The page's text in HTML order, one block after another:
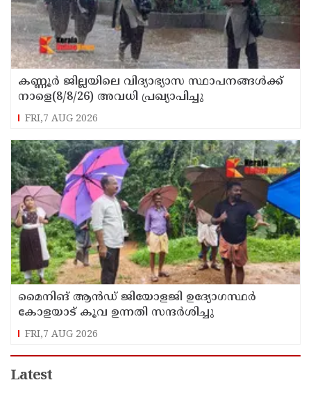
കണ്ണൂർ ജില്ലയിലെ വിദ്യാഭ്യാസ സ്ഥാപനങ്ങള്‍ക്ക്
നാളെ(8/8/26) അവധി പ്രഖ്യാപിച്ചു
FRI,7 AUG 2026
മൈനിങ് ആൻഡ്​ ജിയോളജി ഉദ്യോഗസ്ഥർ
കോളയാട് കൂവ ഉന്നതി സന്ദർശിച്ചു
FRI,7 AUG 2026
Latest